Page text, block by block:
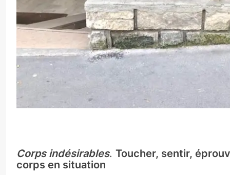
Corps indésirables. Toucher, sentir,
corps en situation